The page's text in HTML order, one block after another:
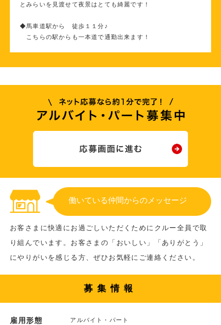
とみらいを見渡せて夜景はとても綺麗です！
◆馬車道駅から 徒歩１１分♪
こちらの駅からも一本道で通勤出来ます！
働いている仲間からのメッセージ
お客さまに快適にお過ごしいただくためにクルー全員で取
り組んでいます。お客さまの「おいしい」「ありがとう」
にやりがいを感じる方、ぜひお気軽にご連絡ください。
募集情報
雇用形態 アルバイト・パート